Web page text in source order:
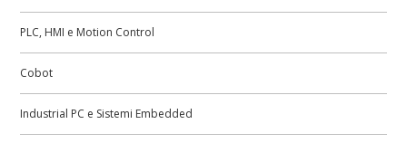
PLC, HMI e Motion Control
Cobot
Industrial PC e Sistemi Embedded